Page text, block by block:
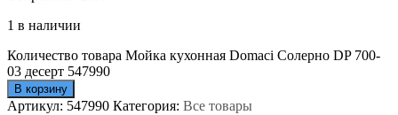
1 в наличии
Количество товара Мойка кухонная Domaci Солерно DP 700-
03 десерт 547990
В корзину
Артикул: 547990 Категория: Все товары